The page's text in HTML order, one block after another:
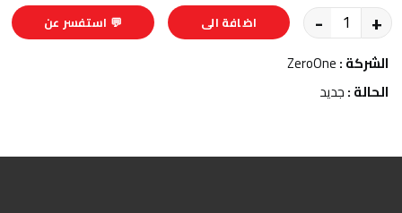
- +
اضافة الى
💬 استفسر عن
الشركة :ZeroOne
الحالة :جديد